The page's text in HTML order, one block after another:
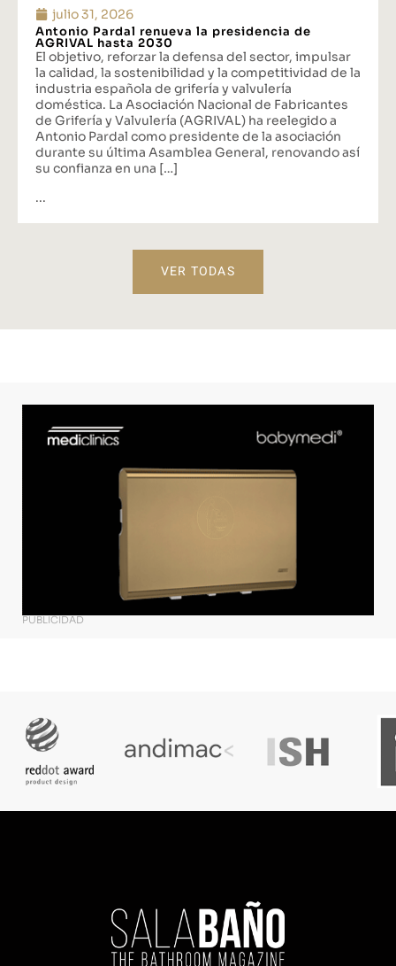
julio 31, 2026
Antonio Pardal renueva la presidencia de
AGRIVAL hasta 2030
El objetivo, reforzar la defensa del sector, impulsar
la calidad, la sostenibilidad y la competitividad de la
industria española de grifería y valvulería
doméstica. La Asociación Nacional de Fabricantes
de Grifería y Valvulería (AGRIVAL) ha reelegido a
Antonio Pardal como presidente de la asociación
durante su última Asamblea General, renovando así
su confianza en una […]
VER TODAS
PUBLICIDAD